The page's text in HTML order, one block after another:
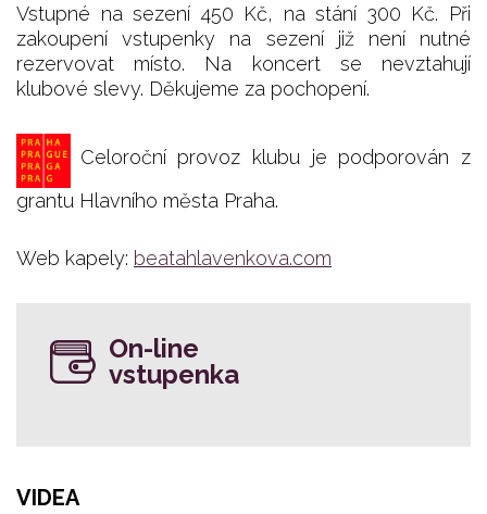
Vstupné na sezení 450 Kč, na stání 300 Kč. Při
zakoupení vstupenky na sezení již není nutné
rezervovat místo. Na koncert se nevztahují
klubové slevy. Děkujeme za pochopení.
Celoroční provoz klubu je podporován z
grantu Hlavního města Praha.
Web kapely: beatahlavenkova.com
On-line
vstupenka
VIDEA